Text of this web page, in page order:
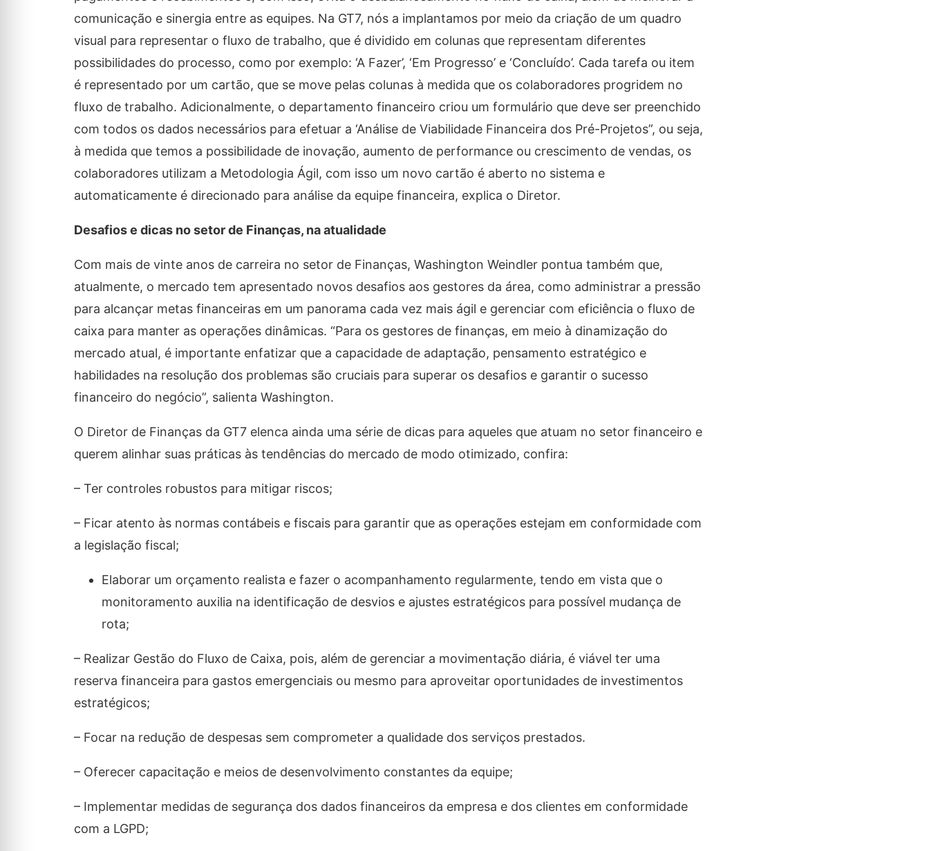
comunicação e sinergia entre as equipes. Na GT7, nós a implantamos por meio da criação de um quadro
visual para representar o fluxo de trabalho, que é dividido em colunas que representam diferentes
possibilidades do processo, como por exemplo: ‘A Fazer’, ‘Em Progresso’ e ‘Concluído’. Cada tarefa ou item
é representado por um cartão, que se move pelas colunas à medida que os colaboradores progridem no
fluxo de trabalho. Adicionalmente, o departamento financeiro criou um formulário que deve ser preenchido
com todos os dados necessários para efetuar a ‘Análise de Viabilidade Financeira dos Pré-Projetos”, ou seja,
à medida que temos a possibilidade de inovação, aumento de performance ou crescimento de vendas, os
colaboradores utilizam a Metodologia Ágil, com isso um novo cartão é aberto no sistema e
automaticamente é direcionado para análise da equipe financeira, explica o Diretor.
Desafios e dicas no setor de Finanças, na atualidade
Com mais de vinte anos de carreira no setor de Finanças, Washington Weindler pontua também que,
atualmente, o mercado tem apresentado novos desafios aos gestores da área, como administrar a pressão
para alcançar metas financeiras em um panorama cada vez mais ágil e gerenciar com eficiência o fluxo de
caixa para manter as operações dinâmicas. “Para os gestores de finanças, em meio à dinamização do
mercado atual, é importante enfatizar que a capacidade de adaptação, pensamento estratégico e
habilidades na resolução dos problemas são cruciais para superar os desafios e garantir o sucesso
financeiro do negócio”, salienta Washington.
O Diretor de Finanças da GT7 elenca ainda uma série de dicas para aqueles que atuam no setor financeiro e
querem alinhar suas práticas às tendências do mercado de modo otimizado, confira:
– Ter controles robustos para mitigar riscos;
– Ficar atento às normas contábeis e fiscais para garantir que as operações estejam em conformidade com
a legislação fiscal;
Elaborar um orçamento realista e fazer o acompanhamento regularmente, tendo em vista que o
monitoramento auxilia na identificação de desvios e ajustes estratégicos para possível mudança de
rota;
– Realizar Gestão do Fluxo de Caixa, pois, além de gerenciar a movimentação diária, é viável ter uma
reserva financeira para gastos emergenciais ou mesmo para aproveitar oportunidades de investimentos
estratégicos;
– Focar na redução de despesas sem comprometer a qualidade dos serviços prestados.
– Oferecer capacitação e meios de desenvolvimento constantes da equipe;
– Implementar medidas de segurança dos dados financeiros da empresa e dos clientes em conformidade
com a LGPD;